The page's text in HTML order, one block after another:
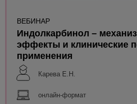
ВЕБИНАР
Индолкарбинол –
эффекты и клинические
применения
Карева Е.Н.
онлайн-формат